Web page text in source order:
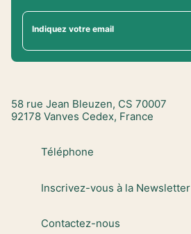
Indiquez votre email
58 rue Jean Bleuzen, CS 70007
92178 Vanves Cedex, France
Téléphone
Inscrivez-vous à la Newsletter
Contactez-nous